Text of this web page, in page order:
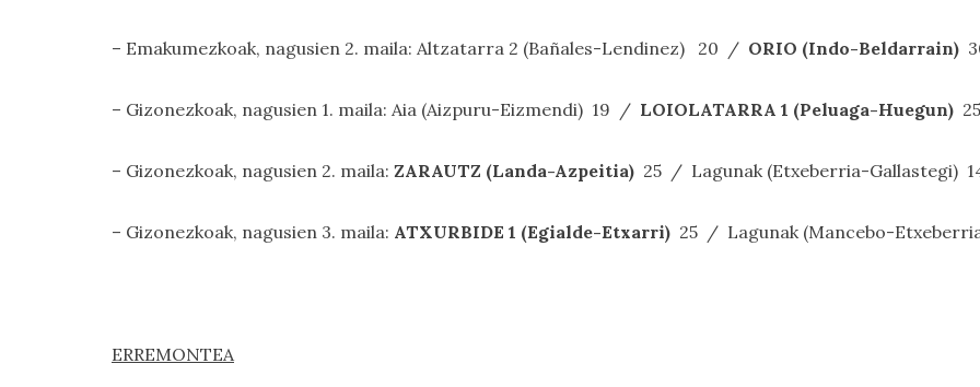
– Emakumezkoak, nagusien 2. maila: Altzatarra 2 (Bañales-Lendinez) 20 / ORIO (Indo-Beldarrain)
– Gizonezkoak, nagusien 1. maila: Aia (Aizpuru-Eizmendi) 19 / LOIOLATARRA 1 (Peluaga-Huegun) 25
– Gizonezkoak, nagusien 2. maila: ZARAUTZ (Landa-Azpeitia) 25 / Lagunak (Etxeberria-Gallastegi)
– Gizonezkoak, nagusien 3. maila: ATXURBIDE 1 (Egialde-Etxarri) 25 / Lagunak (Mancebo-
ERREMONTEA